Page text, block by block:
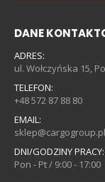
DANE
ADRES:
ul. Wołczyńska 15,
TELEFON:
+48 572 87 88 80
EMAIL:
sklep@cargogroup.pl
DNI/GODZINY PRACY:
Pon - Pt / 9:00 - 17:00